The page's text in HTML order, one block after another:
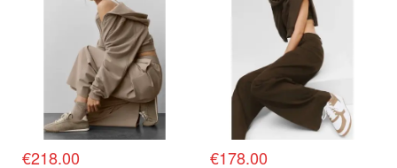
€218.00 €178.00